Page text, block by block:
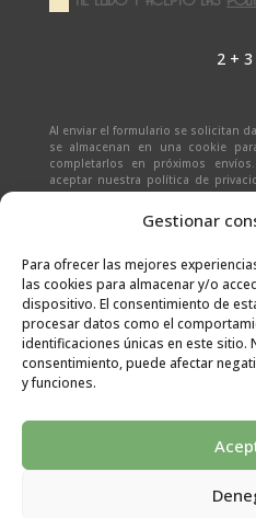
Gestionar
Para ofrecer las mejores
las cookies para almacenar y/o
dispositivo. El consentimiento de
procesar datos como el
identificaciones únicas en este sitio.
consentimiento, puede afectar
y funciones.
2 + 3
Al enviar el formulario se solicitan
se almacenan en una cookie
completarlos en próximos
aceptar nuestra política de
Ivan Zabalza | Finalidad:
Legitimación: Tu consentimiento
(datos almacenados sólo en
y olvido de tus datos.